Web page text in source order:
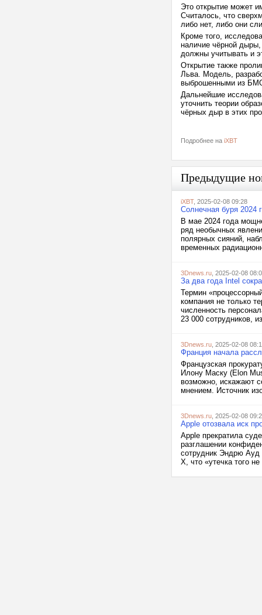
Это открытие может
Считалось, что
либо нет, либо они
Кроме того,
наличие чёрной
должны учитывать и
Открытие также
Льва. Модель,
выброшенными из
Дальнейшие
уточнить теории
чёрных дыр в этих
Подробнее на iXBT
Предыдущие
iXBT, 2025-02-08 09:28
Солнечная буря 2024
В мае 2024 года
ряд необычных
полярных сияний,
временных
3Dnews.ru , 2025-02-08
За два года Intel
Термин
компания не только
численность
23 000 сотрудников,
3Dnews.ru , 2025-02-08
Франция начала
Французская
Илону Маску (Elon
возможно, искажают
мнением. Источник
3Dnews.ru , 2025-02-08
Apple отозвала иск
Apple прекратила
разглашении
сотрудник Эндрю Ауд
X, что «утечка того